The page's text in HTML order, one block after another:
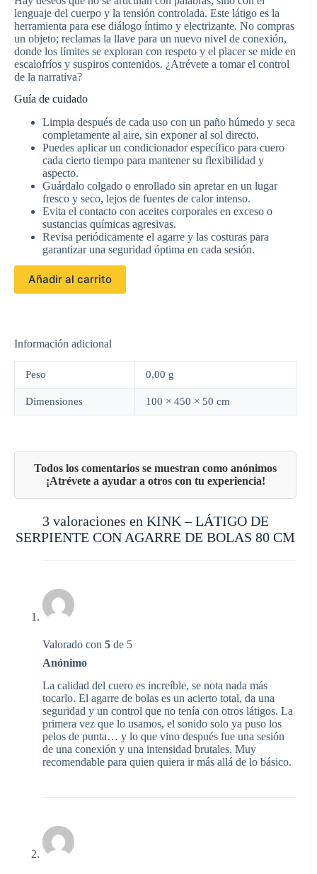
lenguaje del cuerpo y la tensión controlada. Este látigo es la
herramienta para ese diálogo íntimo y electrizante. No compras
un objeto; reclamas la llave para un nuevo nivel de conexión,
donde los límites se exploran con respeto y el placer se mide en
escalofríos y suspiros contenidos. ¿Atrévete a tomar el control
de la narrativa?
Guía de cuidado
Limpia después de cada uso con un paño húmedo y seca
completamente al aire, sin exponer al sol directo.
Puedes aplicar un condicionador específico para cuero
cada cierto tiempo para mantener su flexibilidad y
aspecto.
Guárdalo colgado o enrollado sin apretar en un lugar
fresco y seco, lejos de fuentes de calor intenso.
Evita el contacto con aceites corporales en exceso o
sustancias químicas agresivas.
Revisa periódicamente el agarre y las costuras para
garantizar una seguridad óptima en cada sesión.
Añadir al carrito
Información adicional
Peso 0,00 g
Dimensiones 100 × 450 × 50 cm
3 valoraciones en KINK – LÁTIGO DE
SERPIENTE CON AGARRE DE BOLAS 80 CM
Valorado con 5 de 5
Anónimo
La calidad del cuero es increíble, se nota nada más
tocarlo. El agarre de bolas es un acierto total, da una
seguridad y un control que no tenía con otros látigos. La
primera vez que lo usamos, el sonido solo ya puso los
pelos de punta… y lo que vino después fue una sesión
de una conexión y una intensidad brutales. Muy
recomendable para quien quiera ir más allá de lo básico.